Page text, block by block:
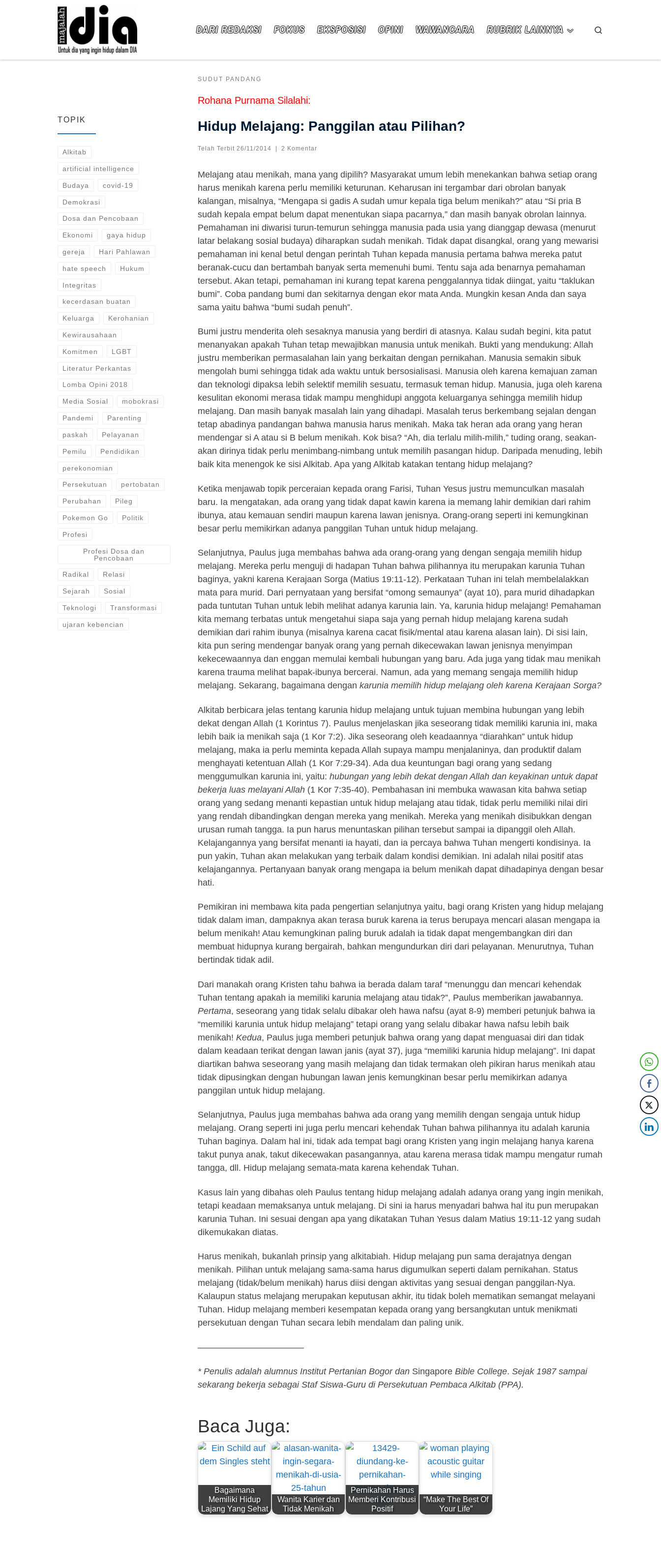
Skip to content
DARI REDAKSI FOKUS EKSPOSISI OPINI WAWANCARA RUBRIK LAINNYA
SUDUT PANDANG
Rohana Purnama Silalahi:
Hidup Melajang: Panggilan atau Pilihan?
Telah Terbit 26/11/2014 | 2 Komentar
Melajang atau menikah, mana yang dipilih? Masyarakat umum lebih menekankan bahwa setiap orang
harus menikah karena perlu memiliki keturunan. Keharusan ini tergambar dari obrolan banyak
kalangan, misalnya, “Mengapa si gadis A sudah umur kepala tiga belum menikah?” atau “Si pria B
sudah kepala empat belum dapat menentukan siapa pacarnya,” dan masih banyak obrolan lainnya.
Pemahaman ini diwarisi turun-temurun sehingga manusia pada usia yang dianggap dewasa (menurut
latar belakang sosial budaya) diharapkan sudah menikah. Tidak dapat disangkal, orang yang mewarisi
pemahaman ini kenal betul dengan perintah Tuhan kepada manusia pertama bahwa mereka patut
beranak-cucu dan bertambah banyak serta memenuhi bumi. Tentu saja ada benarnya pemahaman
tersebut. Akan tetapi, pemahaman ini kurang tepat karena penggalannya tidak diingat, yaitu “taklukan
bumi”. Coba pandang bumi dan sekitarnya dengan ekor mata Anda. Mungkin kesan Anda dan saya
sama yaitu bahwa “bumi sudah penuh”.
Bumi justru menderita oleh sesaknya manusia yang berdiri di atasnya. Kalau sudah begini, kita patut
menanyakan apakah Tuhan tetap mewajibkan manusia untuk menikah. Bukti yang mendukung: Allah
justru memberikan permasalahan lain yang berkaitan dengan pernikahan. Manusia semakin sibuk
mengolah bumi sehingga tidak ada waktu untuk bersosialisasi. Manusia oleh karena kemajuan zaman
dan teknologi dipaksa lebih selektif memilih sesuatu, termasuk teman hidup. Manusia, juga oleh karena
kesulitan ekonomi merasa tidak mampu menghidupi anggota keluarganya sehingga memilih hidup
melajang. Dan masih banyak masalah lain yang dihadapi. Masalah terus berkembang sejalan dengan
tetap abadinya pandangan bahwa manusia harus menikah. Maka tak heran ada orang yang heran
mendengar si A atau si B belum menikah. Kok bisa? “Ah, dia terlalu milih-milih,” tuding orang, seakan-
akan dirinya tidak perlu menimbang-nimbang untuk memilih pasangan hidup. Daripada menuding, lebih
baik kita menengok ke sisi Alkitab. Apa yang Alkitab katakan tentang hidup melajang?
Ketika menjawab topik perceraian kepada orang Farisi, Tuhan Yesus justru memunculkan masalah
baru. Ia mengatakan, ada orang yang tidak dapat kawin karena ia memang lahir demikian dari rahim
ibunya, atau kemauan sendiri maupun karena lawan jenisnya. Orang-orang seperti ini kemungkinan
besar perlu memikirkan adanya panggilan Tuhan untuk hidup melajang.
Selanjutnya, Paulus juga membahas bahwa ada orang-orang yang dengan sengaja memilih hidup
melajang. Mereka perlu menguji di hadapan Tuhan bahwa pilihannya itu merupakan karunia Tuhan
baginya, yakni karena Kerajaan Sorga (Matius 19:11-12). Perkataan Tuhan ini telah membelalakkan
mata para murid. Dari pernyataan yang bersifat “omong semaunya” (ayat 10), para murid dihadapkan
pada tuntutan Tuhan untuk lebih melihat adanya karunia lain. Ya, karunia hidup melajang! Pemahaman
kita memang terbatas untuk mengetahui siapa saja yang pernah hidup melajang karena sudah
demikian dari rahim ibunya (misalnya karena cacat fisik/mental atau karena alasan lain). Di sisi lain,
kita pun sering mendengar banyak orang yang pernah dikecewakan lawan jenisnya menyimpan
kekecewaannya dan enggan memulai kembali hubungan yang baru. Ada juga yang tidak mau menikah
karena trauma melihat bapak-ibunya bercerai. Namun, ada yang memang sengaja memilih hidup
melajang. Sekarang, bagaimana dengan karunia memilih hidup melajang oleh karena Kerajaan Sorga?
Alkitab berbicara jelas tentang karunia hidup melajang untuk tujuan membina hubungan yang lebih
dekat dengan Allah (1 Korintus 7). Paulus menjelaskan jika seseorang tidak memiliki karunia ini, maka
lebih baik ia menikah saja (1 Kor 7:2). Jika seseorang oleh keadaannya “diarahkan” untuk hidup
melajang, maka ia perlu meminta kepada Allah supaya mampu menjalaninya, dan produktif dalam
menghayati ketentuan Allah (1 Kor 7:29-34). Ada dua keuntungan bagi orang yang sedang
menggumulkan karunia ini, yaitu: hubungan yang lebih dekat dengan Allah dan keyakinan untuk dapat
bekerja luas melayani Allah (1 Kor 7:35-40). Pembahasan ini membuka wawasan kita bahwa setiap
orang yang sedang menanti kepastian untuk hidup melajang atau tidak, tidak perlu memiliki nilai diri
yang rendah dibandingkan dengan mereka yang menikah. Mereka yang menikah disibukkan dengan
urusan rumah tangga. Ia pun harus menuntaskan pilihan tersebut sampai ia dipanggil oleh Allah.
Kelajangannya yang bersifat menanti ia hayati, dan ia percaya bahwa Tuhan mengerti kondisinya. Ia
pun yakin, Tuhan akan melakukan yang terbaik dalam kondisi demikian. Ini adalah nilai positif atas
kelajangannya. Pertanyaan banyak orang mengapa ia belum menikah dapat dihadapinya dengan besar
hati.
Pemikiran ini membawa kita pada pengertian selanjutnya yaitu, bagi orang Kristen yang hidup melajang
tidak dalam iman, dampaknya akan terasa buruk karena ia terus berupaya mencari alasan mengapa ia
belum menikah! Atau kemungkinan paling buruk adalah ia tidak dapat mengembangkan diri dan
membuat hidupnya kurang bergairah, bahkan mengundurkan diri dari pelayanan. Menurutnya, Tuhan
bertindak tidak adil.
Dari manakah orang Kristen tahu bahwa ia berada dalam taraf “menunggu dan mencari kehendak
Tuhan tentang apakah ia memiliki karunia melajang atau tidak?”, Paulus memberikan jawabannya.
Pertama, seseorang yang tidak selalu dibakar oleh hawa nafsu (ayat 8-9) memberi petunjuk bahwa ia
“memiliki karunia untuk hidup melajang” tetapi orang yang selalu dibakar hawa nafsu lebih baik
menikah! Kedua, Paulus juga memberi petunjuk bahwa orang yang dapat menguasai diri dan tidak
dalam keadaan terikat dengan lawan janis (ayat 37), juga “memiliki karunia hidup melajang”. Ini dapat
diartikan bahwa seseorang yang masih melajang dan tidak termakan oleh pikiran harus menikah atau
tidak dipusingkan dengan hubungan lawan jenis kemungkinan besar perlu memikirkan adanya
panggilan untuk hidup melajang.
Selanjutnya, Paulus juga membahas bahwa ada orang yang memilih dengan sengaja untuk hidup
melajang. Orang seperti ini juga perlu mencari kehendak Tuhan bahwa pilihannya itu adalah karunia
Tuhan baginya. Dalam hal ini, tidak ada tempat bagi orang Kristen yang ingin melajang hanya karena
takut punya anak, takut dikecewakan pasangannya, atau karena merasa tidak mampu mengatur rumah
tangga, dll. Hidup melajang semata-mata karena kehendak Tuhan.
Kasus lain yang dibahas oleh Paulus tentang hidup melajang adalah adanya orang yang ingin menikah,
tetapi keadaan memaksanya untuk melajang. Di sini ia harus menyadari bahwa hal itu pun merupakan
karunia Tuhan. Ini sesuai dengan apa yang dikatakan Tuhan Yesus dalam Matius 19:11-12 yang sudah
dikemukakan diatas.
Harus menikah, bukanlah prinsip yang alkitabiah. Hidup melajang pun sama derajatnya dengan
menikah. Pilihan untuk melajang sama-sama harus digumulkan seperti dalam pernikahan. Status
melajang (tidak/belum menikah) harus diisi dengan aktivitas yang sesuai dengan panggilan-Nya.
Kalaupun status melajang merupakan keputusan akhir, itu tidak boleh mematikan semangat melayani
Tuhan. Hidup melajang memberi kesempatan kepada orang yang bersangkutan untuk menikmati
persekutuan dengan Tuhan secara lebih mendalam dan paling unik.
————————————
* Penulis adalah alumnus Institut Pertanian Bogor dan Singapore Bible College. Sejak 1987 sampai
sekarang bekerja sebagai Staf Siswa-Guru di Persekutuan Pembaca Alkitab (PPA).
Baca Juga:
Bagaimana
Memiliki Hidup
Lajang Yang Sehat
Wanita Karier dan
Tidak Menikah
Pernikahan Harus
Memberi Kontribusi
Positif
“Make The Best Of
Your Life”
TOPIK
Alkitab
artificial intelligence
Budaya covid-19
Demokrasi
Dosa dan Pencobaan
Ekonomi gaya hidup
gereja Hari Pahlawan
hate speech Hukum
Integritas
kecerdasan buatan
Keluarga Kerohanian
Kewirausahaan
Komitmen LGBT
Literatur Perkantas
Lomba Opini 2018
Media Sosial mobokrasi
Pandemi Parenting
paskah Pelayanan
Pemilu Pendidikan
perekonomian
Persekutuan pertobatan
Perubahan Pileg
Pokemon Go Politik
Profesi
Profesi Dosa dan
Pencobaan
Radikal Relasi
Sejarah Sosial
Teknologi Transformasi
ujaran kebencian